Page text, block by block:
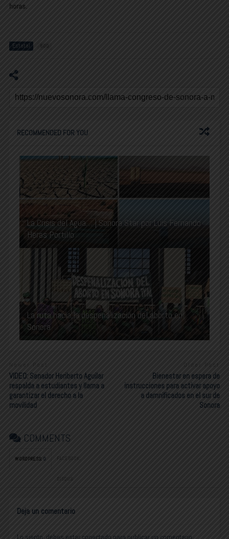
horas.
Estatal 800
RECOMMENDED FOR YOU
La Crisis del Agua… | Sonora Star por Luis Fernando
Heras Portillo
La ruta hacia la despenalización del aborto en
Sonora
Newer Post
VIDEO: Senador Heriberto Aguilar
respalda a estudiantes y llama a
garantizar el derecho a la
movilidad
Older Post
Bienestar en espera de
instrucciones para activar apoyo
a damnificados en el sur de
Sonora
COMMENTS
WORDPRESS: 0 FACEBOOK:
DISQUS:
Deja un comentario
Lo siento, debes estar conectado para publicar un comentario.